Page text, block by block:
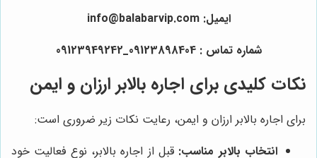
ایمیل: info@balabarvip.com
شماره تماس : 09123898404_09123949242
نکات کلیدی برای اجاره بالابر ارزان و ایمن
برای اجاره بالابر ارزان و ایمن، رعایت نکات زیر ضروری است:
انتخاب بالابر مناسب: قبل از اجاره بالابر، نوع فعالیت خود